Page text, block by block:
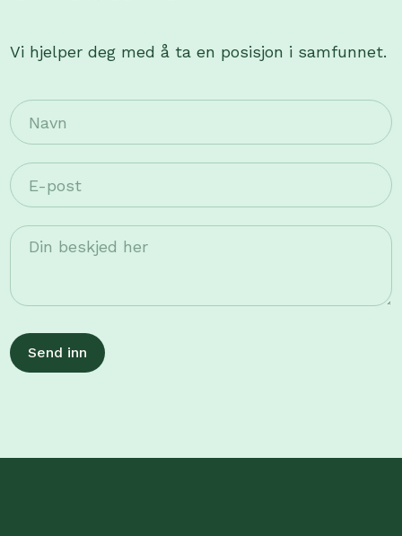
Vi hjelper deg med å ta en posisjon i samfunnet.